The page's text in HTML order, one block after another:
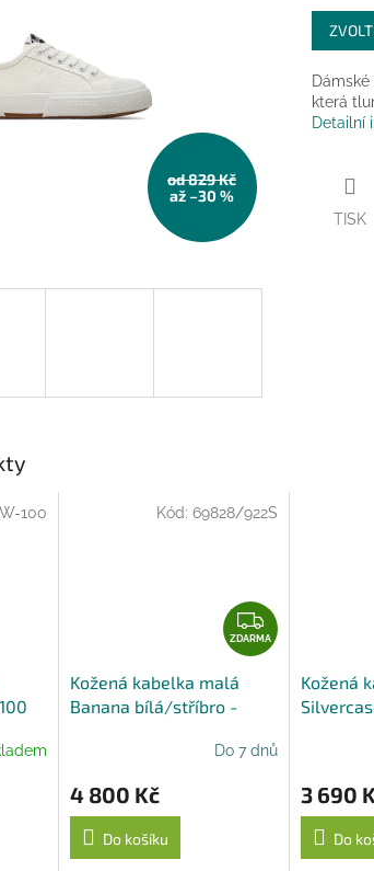
od 829 Kč
až –30 %
Měrná
cena:
která
Detailní
TISK
100
Z
D
A
ZDARMA
Kožená kabelka malá
Banana bílá/stříbro -
Do 7 dnů
4 800 Kč
Do košíku
Kód: 69828/922S
Kožená
3 690
Do